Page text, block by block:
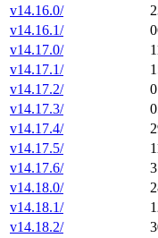
v14.16.0/
v14.16.1/
v14.17.0/
v14.17.1/
v14.17.2/
v14.17.3/
v14.17.4/
v14.17.5/
v14.17.6/
v14.18.0/
v14.18.1/
v14.18.2/